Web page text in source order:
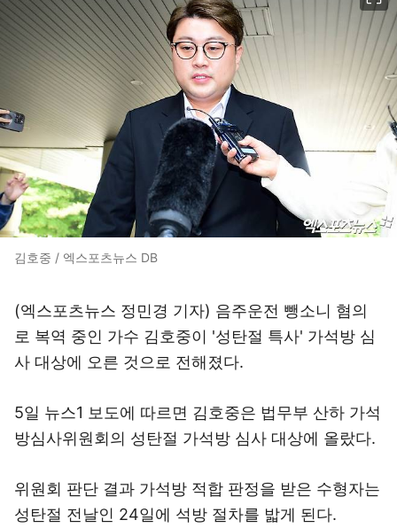
김호중 / 엑스포츠뉴스 DB
(엑스포츠뉴스 정민경 기자) 음주운전 뺑소니 혐의
로 복역 중인 가수 김호중이 '성탄절 특사' 가석방 심
사 대상에 오른 것으로 전해졌다.
5일 뉴스1 보도에 따르면 김호중은 법무부 산하 가석
방심사위원회의 성탄절 가석방 심사 대상에 올랐다.
위원회 판단 결과 가석방 적합 판정을 받은 수형자는
성탄절 전날인 24일에 석방 절차를 밟게 된다.